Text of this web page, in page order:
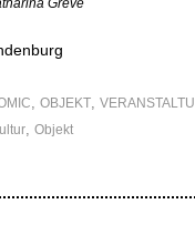
Greve
, OBJEKT,
, Objekt